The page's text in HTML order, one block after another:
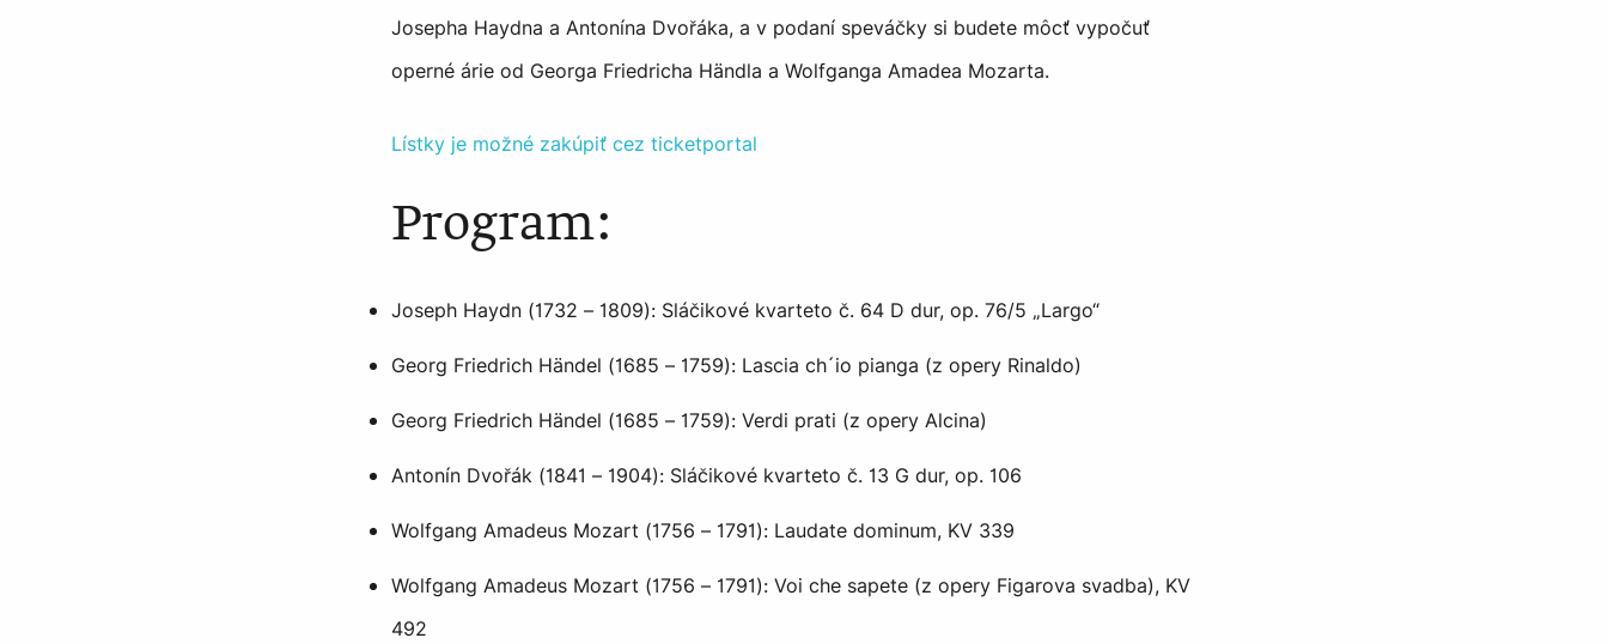
Josepha Haydna a Antonína Dvořáka, a v podaní speváčky si budete môcť vypočuť
operné árie od Georga Friedricha Händla a Wolfganga Amadea Mozarta.
Lístky je možné zakúpiť cez ticketportal
Program:
Joseph Haydn (1732 – 1809): Sláčikové kvarteto č. 64 D dur, op. 76/5 „Largo“
Georg Friedrich Händel (1685 – 1759): Lascia ch´io pianga (z opery Rinaldo)
Georg Friedrich Händel (1685 – 1759): Verdi prati (z opery Alcina)
Antonín Dvořák (1841 – 1904): Sláčikové kvarteto č. 13 G dur, op. 106
Wolfgang Amadeus Mozart (1756 – 1791): Laudate dominum, KV 339
Wolfgang Amadeus Mozart (1756 – 1791): Voi che sapete (z opery Figarova svadba), KV
492